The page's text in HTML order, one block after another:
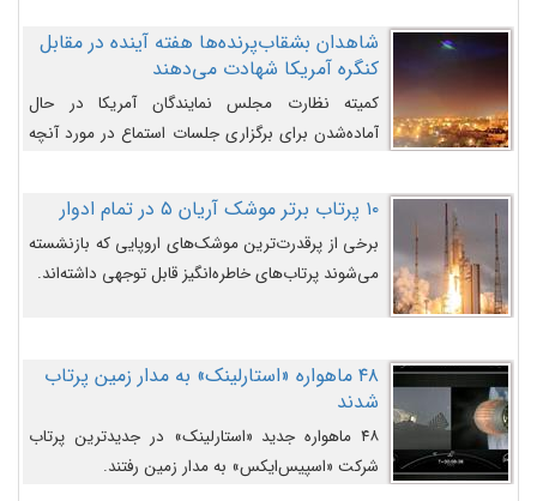
شاهدان بشقاب‌پرنده‌ها هفته آینده در مقابل
کنگره آمریکا شهادت می‌دهند
کمیته نظارت مجلس نمایندگان آمریکا در حال
آماده‌شدن برای برگزاری جلسات استماع در مورد آنچه
می‌دانند، است و قرار است افشاگران یوفوها هفته آینده
در مقابل آنها شهادت دهند.۱۰ پرتاب برتر موشک آریان ۵ در تمام ادوار
برخی از پرقدرت‌ترین موشک‌های اروپایی که بازنشسته
می‌شوند پرتاب‌های خاطره‌انگیز قابل توجهی داشته‌اند.
۴۸ ماهواره «استارلینک» به مدار زمین پرتاب
شدند
۴۸ ماهواره جدید «استارلینک» در جدیدترین پرتاب
شرکت «اسپیس‌ایکس» به مدار زمین رفتند.